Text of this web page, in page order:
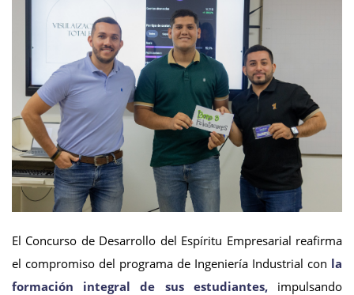
El Concurso de Desarrollo del Espíritu Empresarial reafirma
el compromiso del programa de Ingeniería Industrial con la
formación integral de sus estudiantes,impulsando